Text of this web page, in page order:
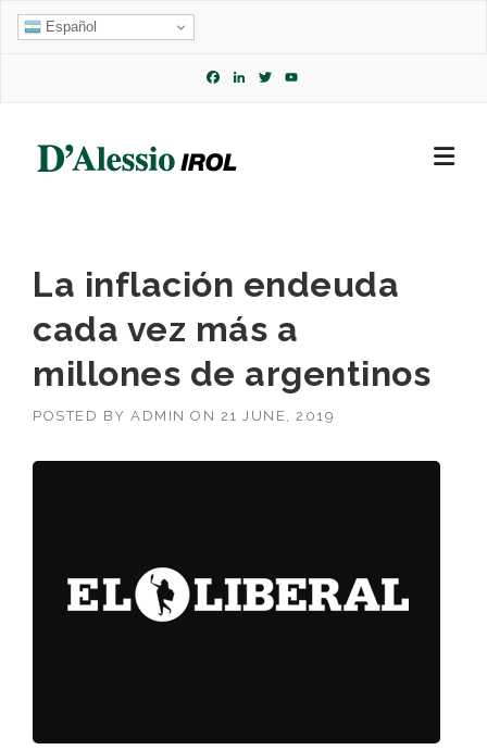
Skip
Español
Facebook
LinkedIn
Twitter
La inflación endeuda
cada vez más a
millones de argentinos
POSTED BY ADMIN ON 21 JUNE, 2019